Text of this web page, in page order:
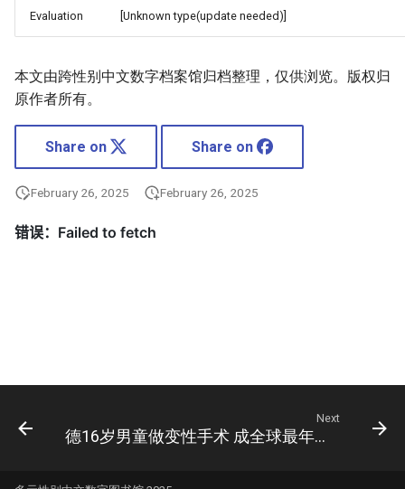
Evaluation [Unknown type(update needed)]
本文由跨性别中文数字档案馆归档整理，仅供浏览。版权归
原作者所有。
Share on Share on
February 26, 2025 February 26, 2025
Next
德16岁男童做变性手术 成全球最年轻变性人[组图]